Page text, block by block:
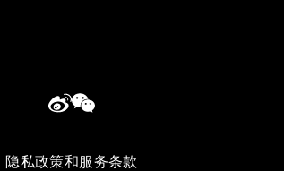
隐私政策和服务条款